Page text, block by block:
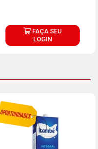
FAÇA SEU
LOGIN